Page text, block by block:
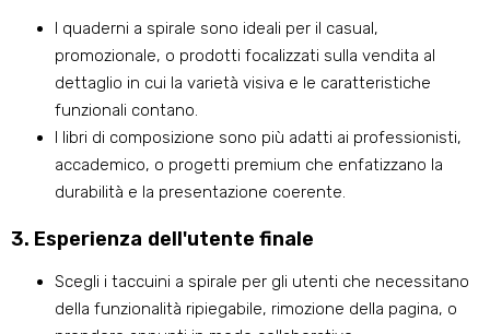
I quaderni a spirale sono ideali per il casual,
promozionale, o prodotti focalizzati sulla vendita al
dettaglio in cui la varietà visiva e le caratteristiche
funzionali contano.
I libri di composizione sono più adatti ai professionisti,
accademico, o progetti premium che enfatizzano la
durabilità e la presentazione coerente.
3. Esperienza dell'utente finale
Scegli i taccuini a spirale per gli utenti che necessitano
della funzionalità ripiegabile, rimozione della pagina, o